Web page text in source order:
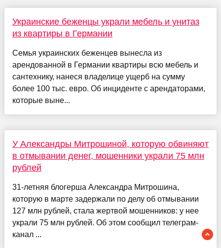
Украинские беженцы украли мебель и унитаз
из квартиры в Германии
Семья украинских беженцев вынесла из
арендованной в Германии квартиры всю мебель и
сантехнику, нанеся владелице ущерб на сумму
более 100 тыс. евро. Об инциденте с арендаторами,
которые выне...
У Александры Митрошиной, которую обвиняют
в отмывании денег, мошенники украли 75 млн
рублей
31-летняя блогерша Александра Митрошина,
которую в марте задержали по делу об отмывании
127 млн рублей, стала жертвой мошенников: у нее
украли 75 млн рублей. Об этом сообщил телеграм-
канал ...